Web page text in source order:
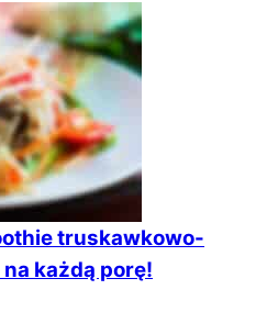
truskawkowo-
każdą porę!